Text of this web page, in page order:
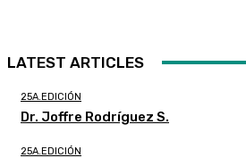
LATEST ARTICLES
25A.EDICIÓN
Dr. Joffre Rodríguez S.
25A.EDICIÓN